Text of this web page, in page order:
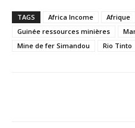
TAGS Africa Income Afrique
Guinée ressources minières
Mine de fer Simandou
Rio Tinto